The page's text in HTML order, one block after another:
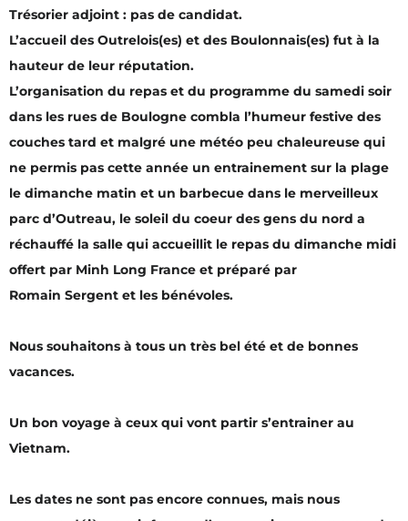
Trésorier adjoint : pas de candidat.
L’accueil des Outrelois(es) et des Boulonnais(es) fut à la
hauteur de leur réputation.
L’organisation du repas et du programme du samedi soir
dans les rues de Boulogne combla l’humeur festive des
couches tard et malgré une météo peu chaleureuse qui
ne permis pas cette année un entrainement sur la plage
le dimanche matin et un barbecue dans le merveilleux
parc d’Outreau, le soleil du coeur des gens du nord a
réchauffé la salle qui accueillit le repas du dimanche midi
offert par Minh Long France et préparé par
Romain Sergent et les bénévoles.
Nous souhaitons à tous un très bel été et de bonnes
vacances.
Un bon voyage à ceux qui vont partir s’entrainer au
Vietnam.
Les dates ne sont pas encore connues, mais nous